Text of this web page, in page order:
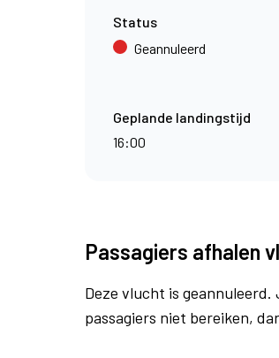
Status
Geannuleerd
Geplande landingstijd
16:00
Passagiers afhalen
Deze vlucht is
passagiers niet bereiken,